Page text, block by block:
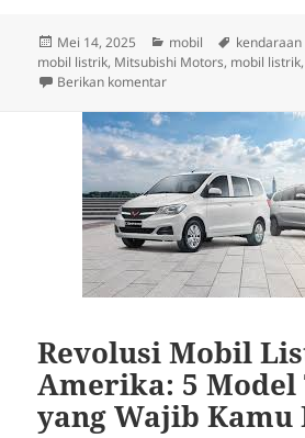
Diposkan
pada
Mei 14, 2025 Kategori
mobil Tag
mobil listrik, Mitsubishi Motors, mobil listrik
Berikan komentaruntuk Mitsubishi
Revolusi Mobil
Amerika: 5
yang Wajib